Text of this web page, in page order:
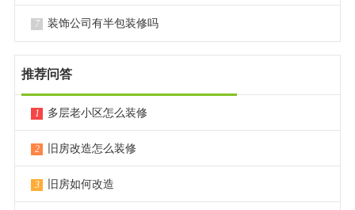
7 装饰公司有半包装修吗
推荐问答
1 多层老小区怎么装修
2 旧房改造怎么装修
3 旧房如何改造